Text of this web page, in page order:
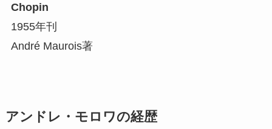
Chopin
1955年刊
André Maurois著
アンドレ・モロワの経歴